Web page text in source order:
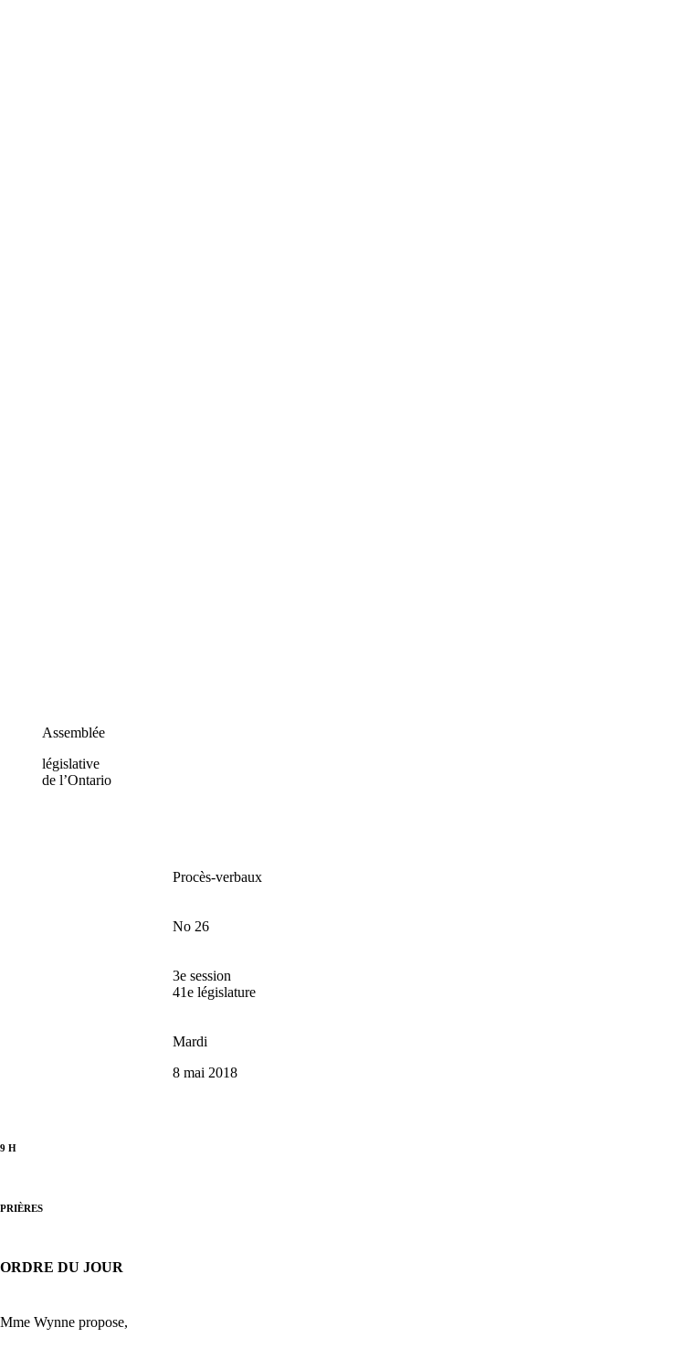
Assemblée
législative
de l’Ontario
Procès-verbaux
No 26
3e session
41e législature
Mardi
8 mai 2018
9 H
PRIÈRES
ORDRE DU JOUR
Mme Wynne propose,